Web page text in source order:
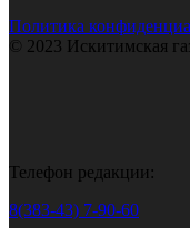
Политика
© 2023 Искитимская
Телефон редакции:
8(383-43) 7-90-60